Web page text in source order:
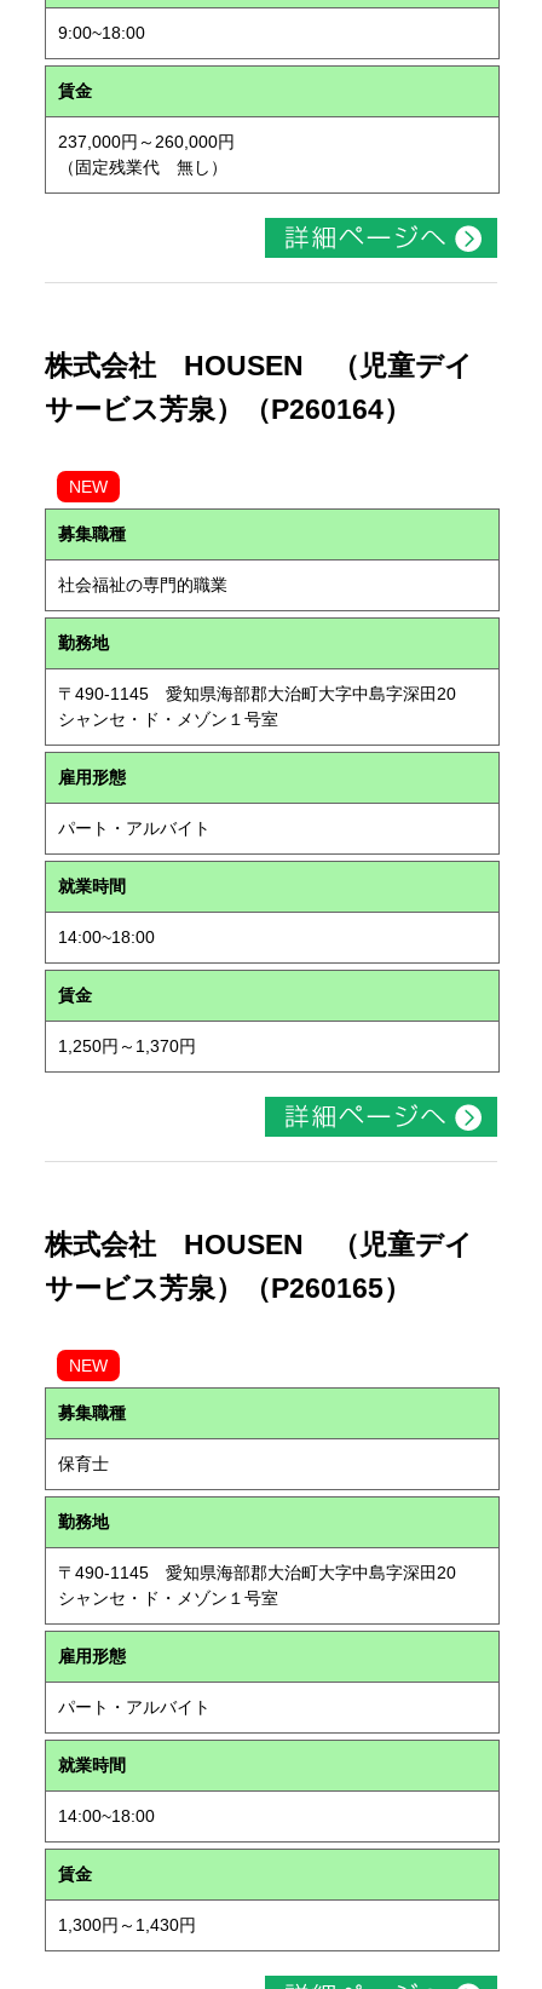
9:00~18:00
賃金
237,000円～260,000円
（固定残業代 無し）
株式会社 HOUSEN （児童デイ
サービス芳泉）（P260164）
NEW
募集職種
社会福祉の専門的職業
勤務地
〒490-1145 愛知県海部郡大治町大字中島字深田20
シャンセ・ド・メゾン１号室
雇用形態
パート・アルバイト
就業時間
14:00~18:00
賃金
1,250円～1,370円
株式会社 HOUSEN （児童デイ
サービス芳泉）（P260165）
NEW
募集職種
保育士
勤務地
〒490-1145 愛知県海部郡大治町大字中島字深田20
シャンセ・ド・メゾン１号室
雇用形態
パート・アルバイト
就業時間
14:00~18:00
賃金
1,300円～1,430円